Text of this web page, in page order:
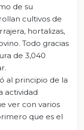
de su
cultivos de
hortalizas,
Todo gracias
de 3,040
al principio de la
actividad
ver con varios
que es el